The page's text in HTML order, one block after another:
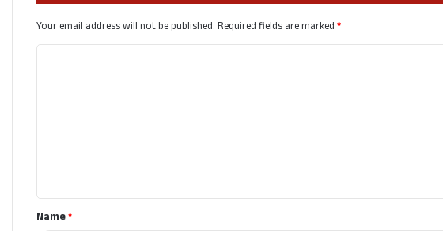
Your email address will not be published.Required fields are marked*
t
*Name*